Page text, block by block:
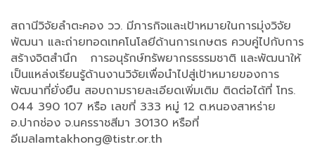
สถานีวิจัยลำตะคอง วว. มีภารกิจและเป้าหมายในการมุ่งวิจัย
พัฒนา และถ่ายทอดเทคโนโลยีด้านการเกษตร ควบคู่ไปกับการ
สร้างจิตสำนึก การอนุรักษ์ทรัพยากรธรรมชาติ และพัฒนาให้
เป็นแหล่งเรียนรู้ด้านงานวิจัยเพื่อนําไปสู่เป้าหมายของการ
พัฒนาที่ยั่งยืน สอบถามรายละเอียดเพิ่มเติม ติดต่อได้ที่ โทร.
044 390 107 หรือ เลขที่ 333 หมู่ 12 ต.หนองสาหร่าย
อ.ปากช่อง จ.นครราชสีมา 30130 หรือที่
อีเมลlamtakhong@tistr.or.th